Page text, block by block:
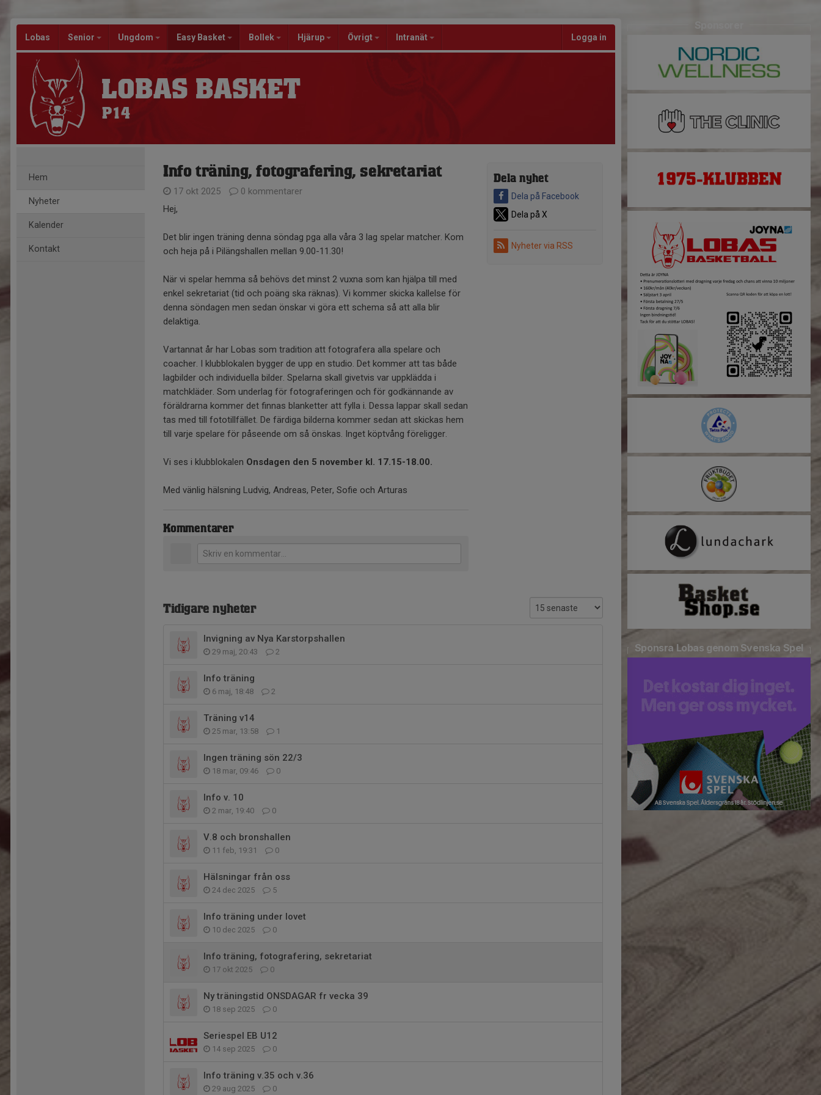
Lobas Senior Ungdom Easy Basket Bollek Hjärup Övrigt Intranät Logga in
LOBAS BASKET
P14
Hem
Nyheter
Kalender
Kontakt
Dela nyhet
Dela på Facebook
Dela på X
Nyheter via RSS
Info träning, fotografering, sekretariat
17 okt 2025
0 kommentarer
Hej,
Det blir ingen träning denna söndag pga alla våra 3 lag spelar matcher. Kom
och heja på i Pilängshallen mellan 9.00-11.30!
När vi spelar hemma så behövs det minst 2 vuxna som kan hjälpa till med
enkel sekretariat (tid och poäng ska räknas). Vi kommer skicka kallelse för
denna söndagen men sedan önskar vi göra ett schema så att alla blir
delaktiga.
Vartannat år har Lobas som tradition att fotografera alla spelare och
coacher. I klubblokalen bygger de upp en studio. Det kommer att tas både
lagbilder och individuella bilder. Spelarna skall givetvis var uppklädda i
matchkläder. Som underlag för fotograferingen och för godkännande av
föräldrarna kommer det finnas blanketter att fylla i. Dessa lappar skall sedan
tas med till fototillfället. De färdiga bilderna kommer sedan att skickas hem
till varje spelare för påseende om så önskas. Inget köptvång föreligger.
Vi ses i klubblokalen Onsdagen den 5 november kl. 17.15-18.00.
Med vänlig hälsning Ludvig, Andreas, Peter, Sofie och Arturas
Kommentarer
Tidigare nyheter
Invigning av Nya Karstorpshallen
29 maj, 20:43 2
Info träning
6 maj, 18:48 2
Träning v14
25 mar, 13:58 1
Ingen träning sön 22/3
18 mar, 09:46 0
Info v. 10
2 mar, 19:40 0
V.8 och bronshallen
11 feb, 19:31 0
Hälsningar från oss
24 dec 2025 5
Info träning under lovet
10 dec 2025 0
Info träning, fotografering, sekretariat
17 okt 2025 0
Ny träningstid ONSDAGAR fr vecka 39
18 sep 2025 0
Seriespel EB U12
14 sep 2025 0
Info träning v.35 och v.36
29 aug 2025 0
Sponsra Lobas genom Svenska Spel